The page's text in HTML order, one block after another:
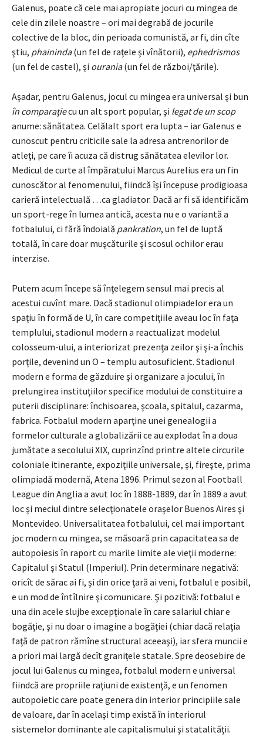
Galenus, poate că cele mai apropiate jocuri cu mingea de
cele din zilele noastre – ori mai degrabă de jocurile
colective de la bloc, din perioada comunistă, ar fi, din cîte
ştiu, phaininda(un fel de raţele şi vînătorii), ephedrismos
(un fel de castel), şi ourania(un fel de război/ţările).
Aşadar, pentru Galenus, jocul cu mingea era universal şi bun
în comparaţiecu un alt sport popular, şi legat de un scop
anume: sănătatea. Celălalt sport era lupta – iar Galenus e
cunoscut pentru criticile sale la adresa antrenorilor de
atleţi, pe care îi acuza că distrug sănătatea elevilor lor.
Medicul de curte al împăratului Marcus Aurelius era un fin
cunoscător al fenomenului, fiindcă îşi începuse prodigioasa
carieră intelectuală …ca gladiator. Dacă ar fi să identificăm
un sport-rege în lumea antică, acesta nu e o variantă a
fotbalului, ci fără îndoială pankration, un fel de luptă
totală, în care doar muşcăturile şi scosul ochilor erau
interzise.
Putem acum începe să înţelegem sensul mai precis al
acestui cuvînt mare. Dacă stadionul olimpiadelor era un
spaţiu în formă de U, în care competiţiile aveau loc în faţa
templului, stadionul modern a reactualizat modelul
colosseum-ului, a interiorizat prezenţa zeilor şi şi-a închis
porţile, devenind un O – templu autosuficient. Stadionul
modern e forma de găzduire şi organizare a jocului, în
prelungirea instituţiilor specifice modului de constituire a
puterii disciplinare: închisoarea, şcoala, spitalul, cazarma,
fabrica. Fotbalul modern aparţine unei genealogii a
formelor culturale a globalizării ce au explodat în a doua
jumătate a secolului XIX, cuprinzînd printre altele circurile
coloniale itinerante, expoziţiile universale, şi, fireşte, prima
olimpiadă modernă, Atena 1896. Primul sezon al Football
League din Anglia a avut loc în 1888-1889, dar în 1889 a avut
loc şi meciul dintre selecţionatele oraşelor Buenos Aires şi
Montevideo. Universalitatea fotbalului, cel mai important
joc modern cu mingea, se măsoară prin capacitatea sa de
autopoiesis în raport cu marile limite ale vieţii moderne:
Capitalul şi Statul (Imperiul). Prin determinare negativă:
oricît de sărac ai fi, şi din orice ţară ai veni, fotbalul e posibil,
e un mod de întîlnire şi comunicare. Şi pozitivă: fotbalul e
una din acele slujbe excepţionale în care salariul chiar e
bogăţie, şi nu doar o imagine a bogăţiei (chiar dacă relaţia
faţă de patron rămîne structural aceeaşi), iar sfera muncii e
a priori mai largă decît graniţele statale. Spre deosebire de
jocul lui Galenus cu mingea, fotbalul modern e universal
fiindcă are propriile raţiuni de existenţă, e un fenomen
autopoietic care poate genera din interior principiile sale
de valoare, dar în acelaşi timp există în interiorul
sistemelor dominante ale capitalismului şi statalităţii.